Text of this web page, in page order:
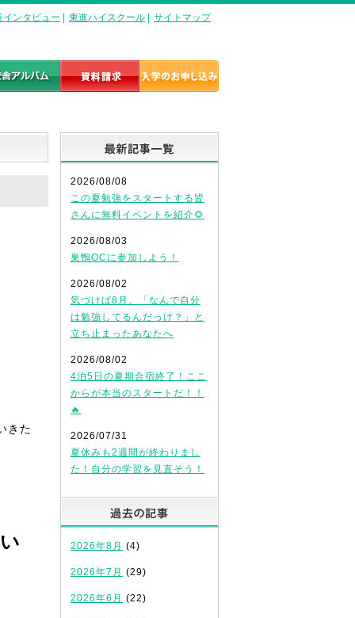
インタビュー 東進ハイスクール サイトマップ
きた
2026/08/08
この夏勉強をスタートする皆
さんに無料イベントを紹介🌻
2026/08/03
巣鴨OCに参加しよう！
2026/08/02
気づけば8月。「なんで自分
は勉強してるんだっけ？」と
立ち止まったあなたへ
2026/08/02
4泊5日の夏期合宿終了！ここ
からが本当のスタートだ！！
🔥
2026/07/31
夏休みも2週間が終わりまし
た！自分の学習を見直そう！
2026年8月 (4)
2026年7月 (29)
2026年6月 (22)